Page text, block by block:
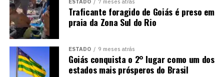
ESTADO 7 meses atrás
Traficante foragido de Goiás é preso em
praia da Zona Sul do Rio
ESTADO 9 meses atrás
Goiás conquista o 2° lugar como um dos
estados mais prósperos do Brasil